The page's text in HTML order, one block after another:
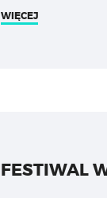
WIĘCEJ
FESTIWAL